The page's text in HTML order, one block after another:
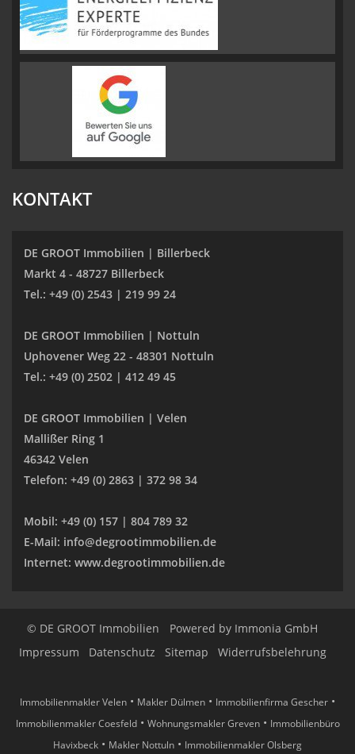
KONTAKT
DE GROOT Immobilien | Billerbeck
Markt 4 - 48727 Billerbeck
Tel.: +49 (0) 2543 | 219 99 24
DE GROOT Immobilien | Nottuln
Uphovener Weg 22 - 48301 Nottuln
Tel.: +49 (0) 2502 | 412 49 45
DE GROOT Immobilien | Velen
Mallißer Ring 1
46342 Velen
Telefon: +49 (0) 2863 | 372 98 34
Mobil: +49 (0) 157 | 804 789 32
E-Mail: info@degrootimmobilien.de
Internet: www.degrootimmobilien.de
© DE GROOT Immobilien Powered by Immonia GmbH
Impressum
Datenschutz Sitemap Widerrufsbelehrung
Immobilienmakler Velen • Makler Dülmen • Immobilienfirma Gescher •
Immobilienmakler Coesfeld• Wohnungsmakler Greven• Immobilienbüro
Havixbeck • Makler Nottuln • Immobilienmakler Olsberg